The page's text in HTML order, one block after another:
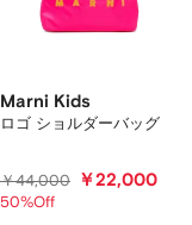
Marni Kids
ロゴ ショルダーバッグ
￥44,000 ￥22,000
50%Off